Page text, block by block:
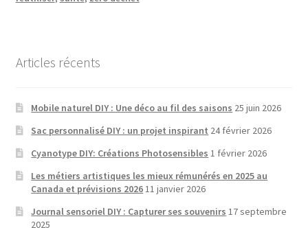
Articles récents
Mobile naturel DIY : Une déco au fil des saisons 25 juin 2026
Sac personnalisé DIY : un projet inspirant 24 février 2026
Cyanotype DIY: Créations Photosensibles 1 février 2026
Les métiers artistiques les mieux rémunérés en 2025 au
Canada et prévisions 202611 janvier 2026
Journal sensoriel DIY : Capturer ses souvenirs 17 septembre
2025